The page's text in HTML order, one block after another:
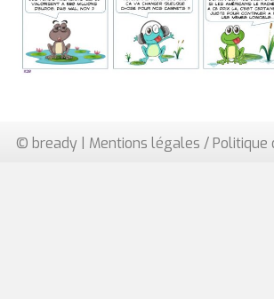
© bready | Mentions légales /